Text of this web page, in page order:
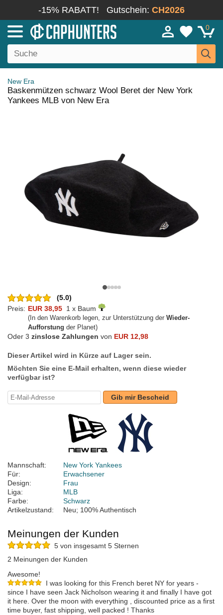
-15% RABATT! Gutschein: CH2026
0
New Era
Baskenmützen schwarz Wool Beret der New York
Yankees MLB von New Era
(5.0)
Preis: EUR 38,95 1 x Baum
(In den Warenkorb legen, zur Unterstützung der Wieder-
Aufforstung der Planet)
Oder 3 zinslose Zahlungen von EUR 12,98
Dieser Artikel wird in Kürze auf Lager sein.
Möchten Sie eine E-Mail erhalten, wenn diese wieder
verfügbar ist?
Gib mir Bescheid
Mannschaft:
New York Yankees
Für:
Erwachsener
Design:
Frau
Liga:
MLB
Farbe:
Schwarz
Artikelzustand:
Neu; 100% Authentisch
Meinungen der Kunden
5 von insgesamt 5 Sternen
2 Meinungen der Kunden
Awesome!
I was looking for this French beret NY for years -
since I have seen Jack Nicholson wearing it and finally I have got
it here. Over the moon with everything , discounted price as a first
time buyer, fast shipping, well packed ! Thanks